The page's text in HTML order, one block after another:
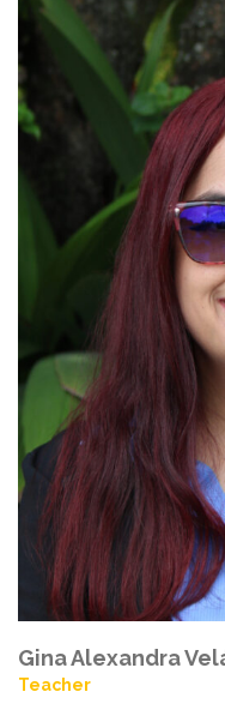
Gina Alexandra
Teacher